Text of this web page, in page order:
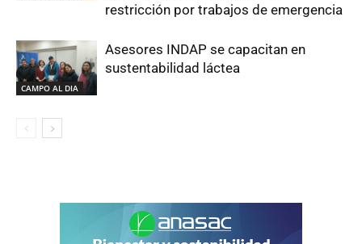
restricción por trabajos de emergencia
CAMPO AL DIA
Asesores INDAP se capacitan en
sustentabilidad láctea